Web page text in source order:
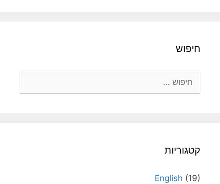
חיפוש
קטגוריות
English (19)